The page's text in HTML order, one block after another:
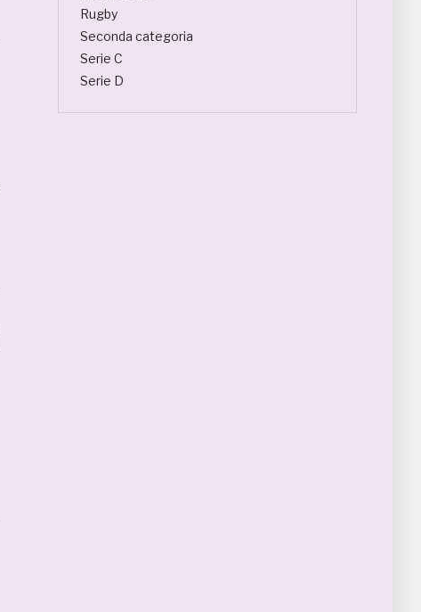
Rugby
Seconda categoria
Serie C
Serie D